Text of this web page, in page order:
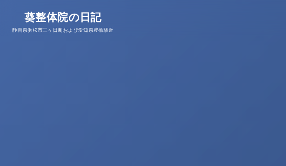
葵整体院の日記
静岡県浜松市三ヶ日町および愛知県豊橋駅近